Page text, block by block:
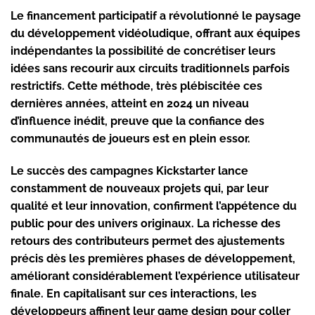
Le financement participatifa révolutionné le paysage
du développement vidéoludique, offrant aux équipes
indépendantes la possibilité de concrétiser leurs
idées sans recourir aux circuits traditionnels parfois
restrictifs. Cette méthode, très plébiscitée ces
dernières années, atteint en 2024 un niveau
d’influence inédit, preuve que la confiance des
communautés de joueurs est en plein essor.
Le succès des campagnes Kickstarter lance
constamment de nouveaux projets qui, par leur
qualité et leur innovation, confirment l’appétence du
public pour des univers originaux. La richesse des
retours des contributeurs permet des ajustements
précis dès les premières phases de développement,
améliorant considérablement l’expérience utilisateur
finale. En capitalisant sur ces interactions, les
développeurs affinent leur game design pour coller